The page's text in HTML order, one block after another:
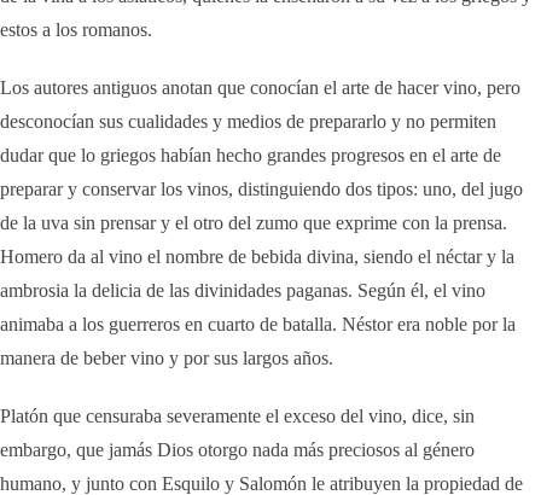
estos a los romanos.
Los autores antiguos anotan que conocían el arte de hacer vino, pero
desconocían sus cualidades y medios de prepararlo y no permiten
dudar que lo griegos habían hecho grandes progresos en el arte de
preparar y conservar los vinos, distinguiendo dos tipos: uno, del jugo
de la uva sin prensar y el otro del zumo que exprime con la prensa.
Homero da al vino el nombre de bebida divina, siendo el néctar y la
ambrosia la delicia de las divinidades paganas. Según él, el vino
animaba a los guerreros en cuarto de batalla. Néstor era noble por la
manera de beber vino y por sus largos años.
Platón que censuraba severamente el exceso del vino, dice, sin
embargo, que jamás Dios otorgo nada más preciosos al género
humano, y junto con Esquilo y Salomón le atribuyen la propiedad de